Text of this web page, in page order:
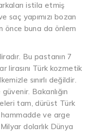
istila etmiş
saç yapımızı bozan
önce buna da önlem
Bu pastanın 7
lirasını Türk kozmetik
sınırlı değildir.
Bakanlığın
tam, dürüst Türk
hammadde ve arge
dolarlık Dünya